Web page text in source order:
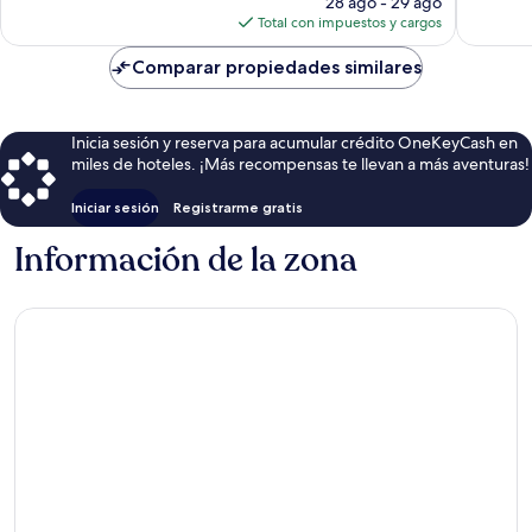
actual
es
de
$287
Total con impuestos y cargos
Comparar propiedades similares
Inicia sesión y reserva para acumular crédito OneKeyCash en
miles de hoteles. ¡Más recompensas te llevan a más aventuras!
Iniciar sesión Registrarme gratis
Información de la zona